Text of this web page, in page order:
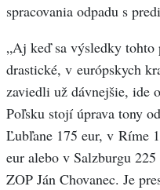
spracovania odpadu s
„Aj keď sa výsledky tohto
drastické, v európskych
zaviedli už dávnejšie, ide
Poľsku stojí úprava tony
Ľubľane 175 eur, v Ríme
eur alebo v Salzburgu
ZOP Ján Chovanec. Je